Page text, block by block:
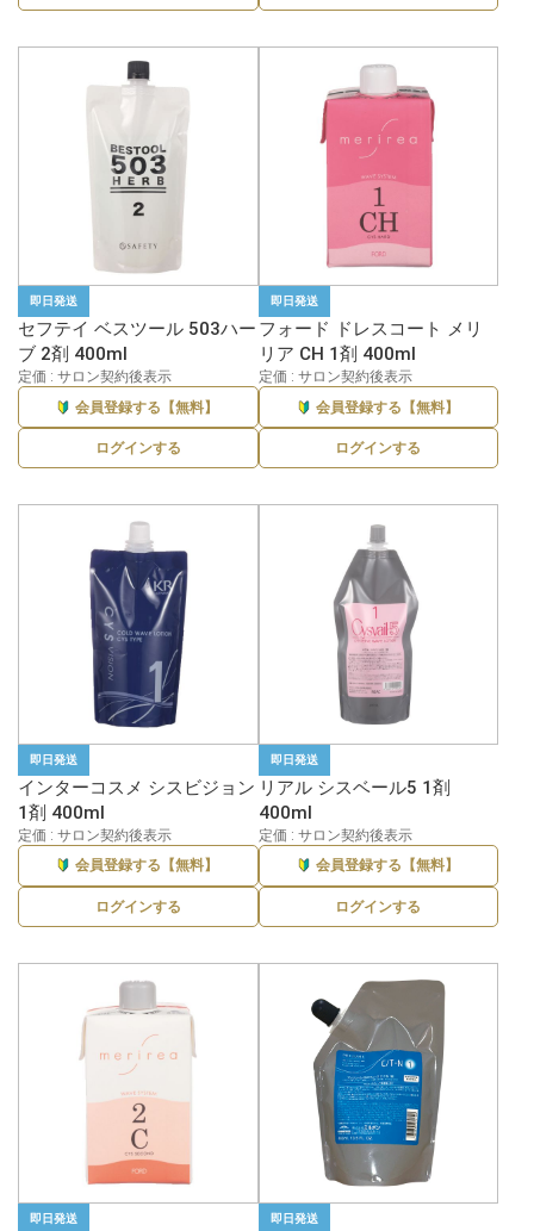
即日発送
セフテイ ベスツール 503ハー
ブ 2剤 400ml
定価 : サロン契約後表示
会員登録する【無料】
ログインする
即日発送
フォード ドレスコート メリ
リア CH 1剤 400ml
定価 : サロン契約後表示
会員登録する【無料】
ログインする
即日発送
インターコスメ シスビジョン
1剤 400ml
定価 : サロン契約後表示
会員登録する【無料】
ログインする
即日発送
リアル シスベール5 1剤
400ml
定価 : サロン契約後表示
会員登録する【無料】
ログインする
即日発送 即日発送